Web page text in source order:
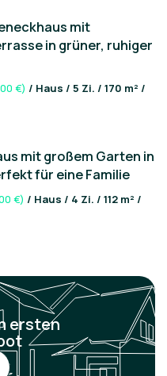
mit
in grüner, ruhiger
€) / Haus / 5 Zi. / 170 m² /
mit großem Garten in
für eine Familie
€) / Haus / 4 Zi. / 112 m² /
ersten